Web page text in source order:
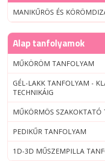
MANIKŰRÖS ÉS
Alap tanfolyamok
MŰKÖRÖM TANFOLYAM
GÉL-LAKK TANFOLYAM -
TECHNIKÁIG
MŰKÖRMÖS SZAKOKTATÓ
PEDIKŰR TANFOLYAM
1D-3D MŰSZEMPILLA